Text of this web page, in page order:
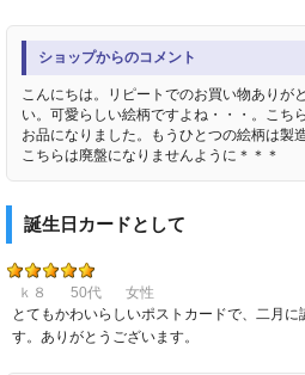
ショップからのコメント
こんにちは。リピートでのお買い物ありが
い。可愛らしい絵柄ですよね・・・。こち
お品になりました。もうひとつの絵柄は製
こちらは廃盤になりませんように＊＊＊
誕生日カードとして
ｋ８ 50代
女性
とてもかわいらしいポストカードで、二月
す。ありがとうございます。